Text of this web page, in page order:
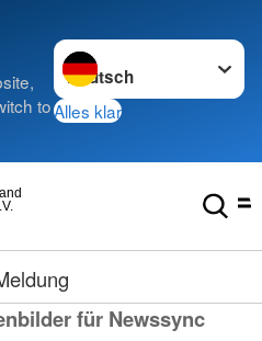
to
Sprache wechseln zu
Alles klar
für Newssync